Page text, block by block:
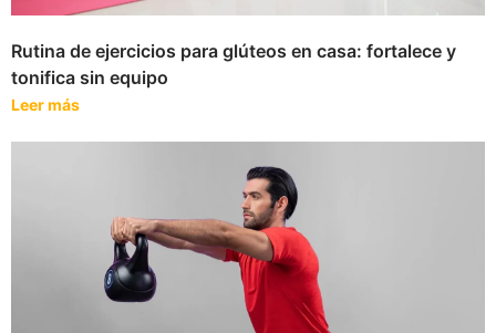
Rutina de ejercicios para glúteos en casa: fortalece y
tonifica sin equipo
Leer más